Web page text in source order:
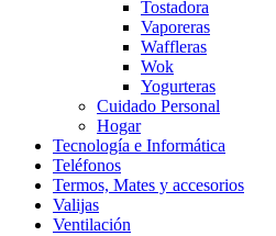
Tostadora
Vaporeras
Waffleras
Wok
Yogurteras
Cuidado Personal
Hogar
Tecnología e Informática
Teléfonos
Termos, Mates y accesorios
Valijas
Ventilación